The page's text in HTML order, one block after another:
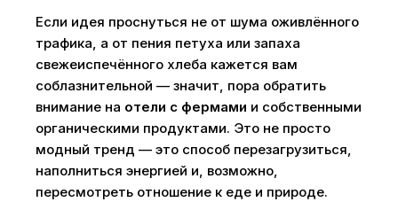
Если идея проснуться не от шума оживлённого
трафика, а от пения петуха или запаха
свежеиспечённого хлеба кажется вам
соблазнительной — значит, пора обратить
внимание на отели с фермами и собственными
органическими продуктами. Это не просто
модный тренд — это способ перезагрузиться,
наполниться энергией и, возможно,
пересмотреть отношение к еде и природе.